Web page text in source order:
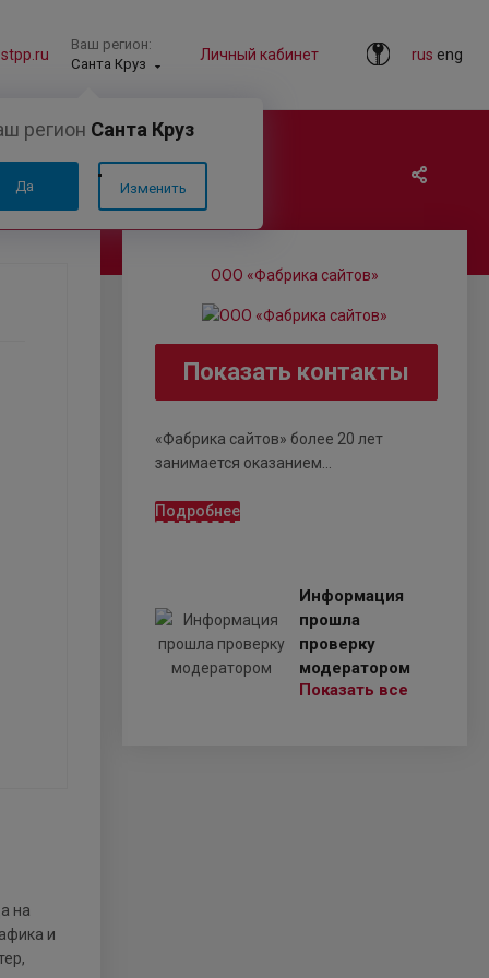
rus eng
Личный кабинет
Ваш регион:
Санта Круз
регион Санта Круз
Да Изменить
ООО «Фабрика сайтов»
Показать контакты
«Фабрика сайтов» более 20 лет
занимается оказанием...
Подробнее
Информация
прошла
проверку
модератором
Показать все
на
и